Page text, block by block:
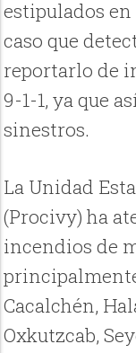
estipulados
caso que
reportarlo de
9-1-1, ya que
sinestros.
La Unidad
(Procivy) ha
incendios de
Cacalchén,
Oxkutzcab,